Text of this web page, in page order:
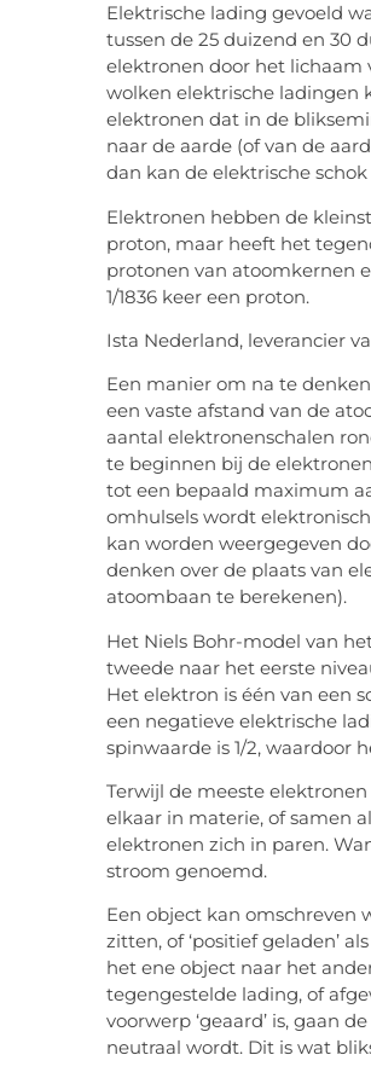
Elektrische lading gevoeld
tussen de 25 duizend en 30
elektronen door het lichaam
wolken elektrische ladingen
elektronen dat in de
naar de aarde (of van de
dan kan de elektrische
Elektronen hebben de
proton, maar heeft het
protonen van atoomkernen
1/1836 keer een proton.
Ista Nederland, leverancier
Een manier om na te
een vaste afstand van de
aantal elektronenschalen
te beginnen bij de
tot een bepaald maximum
omhulsels wordt
kan worden weergegeven
denken over de plaats van
atoombaan te berekenen).
Het Niels Bohr-model van
tweede naar het eerste
Het elektron is één van een
een negatieve elektrische
spinwaarde is 1/2, waardoor
Terwijl de meeste
elkaar in materie, of samen
elektronen zich in paren.
stroom genoemd.
Een object kan omschreven
zitten, of ‘positief geladen’
het ene object naar het
tegengestelde lading, of
voorwerp ‘geaard’ is, gaan
neutraal wordt. Dit is wat